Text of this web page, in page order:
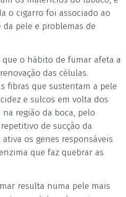
o cigarro foi associado ao
pele e problemas de
o hábito de fumar afeta a
das células.
fibras que sustentam a pele
e sulcos em volta dos
região da boca, pelo
de sucção da
os genes responsáveis
que faz quebrar as
resulta numa pele mais